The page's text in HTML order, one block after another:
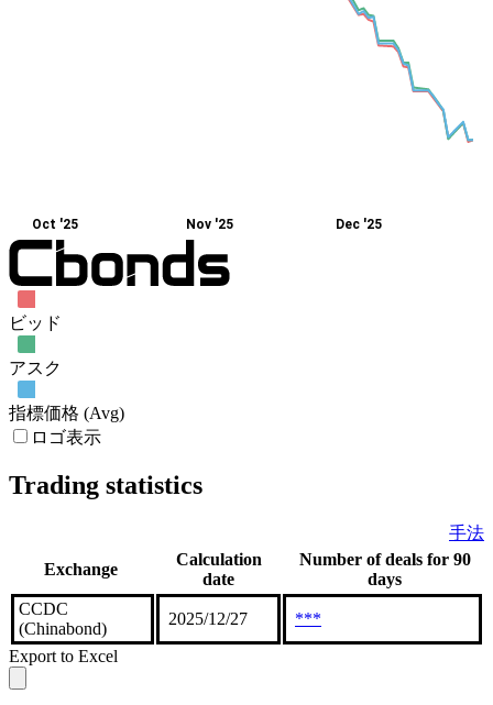
Oct '25 Nov '25 Dec '25
ビッド
アスク
指標価格 (Avg)
ロゴ表示
Trading statistics
手法
Exchange
Calculation
date
Number of deals for 90
days
CCDC
(Chinabond)
2025/12/27
***
Export to Excel